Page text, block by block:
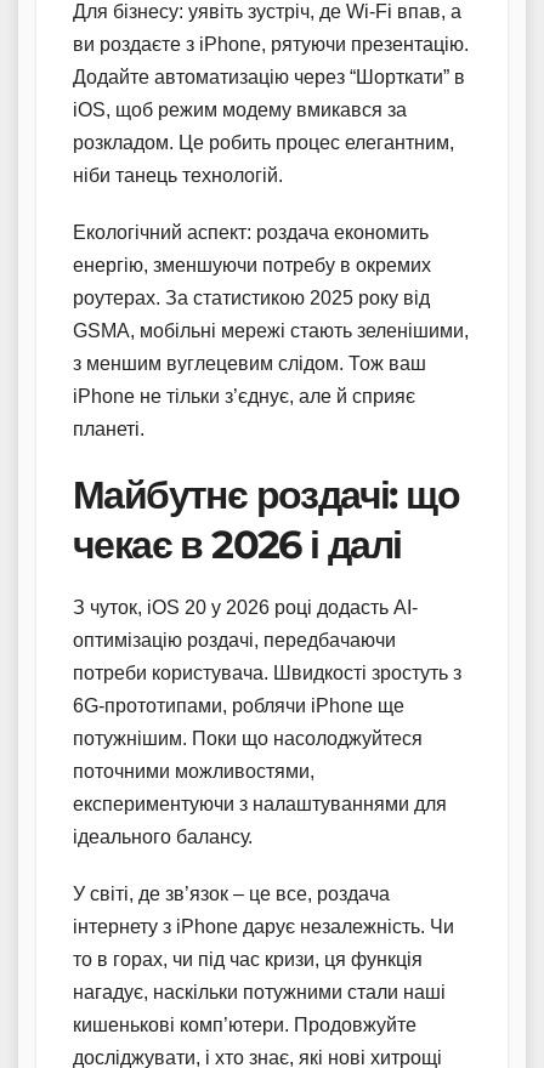
Для бізнесу: уявіть зустріч, де Wi-Fi впав, а
ви роздаєте з iPhone, рятуючи презентацію.
Додайте автоматизацію через “Шорткати” в
iOS, щоб режим модему вмикався за
розкладом. Це робить процес елегантним,
ніби танець технологій.
Екологічний аспект: роздача економить
енергію, зменшуючи потребу в окремих
роутерах. За статистикою 2025 року від
GSMA, мобільні мережі стають зеленішими,
з меншим вуглецевим слідом. Тож ваш
iPhone не тільки з’єднує, але й сприяє
планеті.
Майбутнє роздачі: що
чекає в 2026 і далі
З чуток, iOS 20 у 2026 році додасть AI-
оптимізацію роздачі, передбачаючи
потреби користувача. Швидкості зростуть з
6G-прототипами, роблячи iPhone ще
потужнішим. Поки що насолоджуйтеся
поточними можливостями,
експериментуючи з налаштуваннями для
ідеального балансу.
У світі, де зв’язок – це все, роздача
інтернету з iPhone дарує незалежність. Чи
то в горах, чи під час кризи, ця функція
нагадує, наскільки потужними стали наші
кишенькові комп’ютери. Продовжуйте
досліджувати, і хто знає, які нові хитрощі